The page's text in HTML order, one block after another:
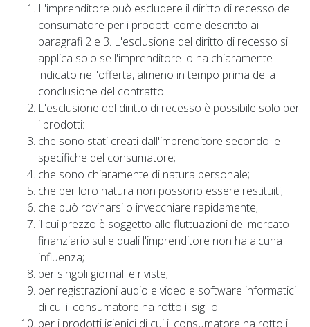
L'imprenditore può escludere il diritto di recesso del
consumatore per i prodotti come descritto ai
paragrafi 2 e 3. L'esclusione del diritto di recesso si
applica solo se l'imprenditore lo ha chiaramente
indicato nell'offerta, almeno in tempo prima della
conclusione del contratto.
L'esclusione del diritto di recesso è possibile solo per
i prodotti:
che sono stati creati dall'imprenditore secondo le
specifiche del consumatore;
che sono chiaramente di natura personale;
che per loro natura non possono essere restituiti;
che può rovinarsi o invecchiare rapidamente;
il cui prezzo è soggetto alle fluttuazioni del mercato
finanziario sulle quali l'imprenditore non ha alcuna
influenza;
per singoli giornali e riviste;
per registrazioni audio e video e software informatici
di cui il consumatore ha rotto il sigillo.
per i prodotti igienici di cui il consumatore ha rotto il